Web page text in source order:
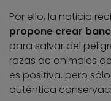
Por ello, la noticia
propone crear
para salvar del
razas de animales
es positiva, pero
auténtica